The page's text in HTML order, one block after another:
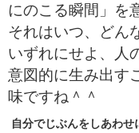
にのこる瞬間」を
それはいつ、どん
いずれにせよ、人
意図的に生み出す
味ですね＾＾
自分でじぶんをしあわ